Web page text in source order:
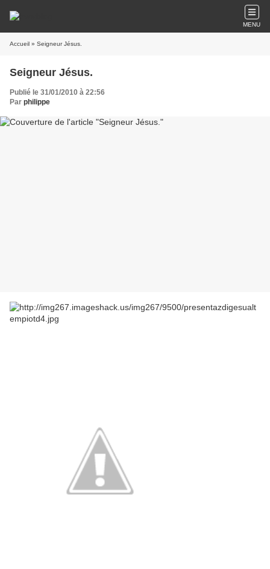
MENU
Accueil » Seigneur Jésus.
Seigneur Jésus.
Publié le 31/01/2010 à 22:56
Par philippe